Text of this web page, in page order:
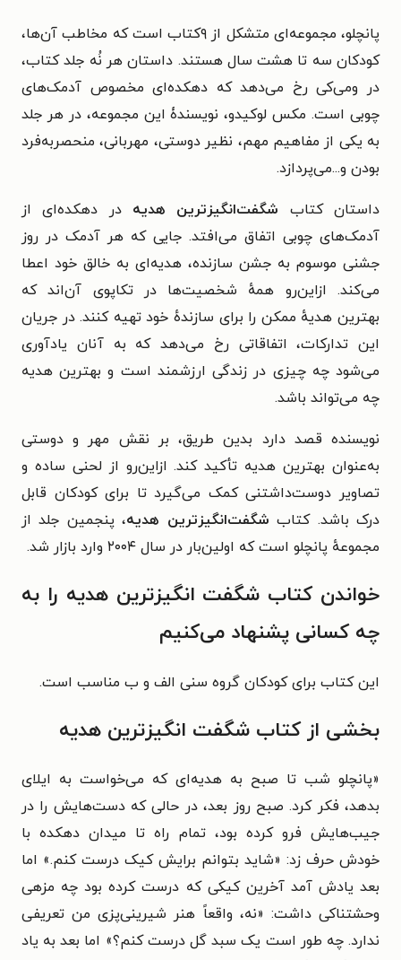
پانچلو، مجموعه‌ای متشکل از ۹کتاب است که مخاطب آن‌ها،
کودکان سه تا هشت سال هستند. داستان هر نُه جلد کتاب،
در ومی‌کی‌ رخ می‌دهد که دهکده‌ای مخصوص آدمک‌های
چوبی است. مکس لوکیدو، نویسندۀ این مجموعه، در هر جلد
به یکی از مفاهیم مهم، نظیر دوستی، مهربانی، منحصربه‌فرد
بودن و...می‌پردازد.
داستان کتاب شگفت‌انگیزترین هدیه در دهکده‌ای از
آدمک‌های چوبی اتفاق می‌افتد. جایی که هر آدمک در روز
جشنی موسوم به جشن سازنده، هدیه‌ای به خالق خود اعطا
می‌کند. ازاین‌رو همهٔ شخصیت‌ها در تکاپوی آن‌اند که
بهترین هدیهٔ ممکن را برای سازندهٔ خود تهیه کنند. در جریان
این تدارکات، اتفاقاتی رخ می‌دهد که به آنان یادآوری
می‌شود چه چیزی در زندگی ارزشمند است و بهترین هدیه‌
چه می‌تواند باشد.
نویسنده قصد دارد بدین طریق، بر نقش مهر و دوستی
به‌عنوان بهترین هدیه تأکید کند. ازاین‌رو از لحنی ساده و
تصاویر دوست‌داشتنی کمک می‌گیرد تا برای کودکان قابل
درک باشد. کتاب شگفت‌انگیزترین هدیه، پنجمین جلد از
مجموعهٔ پانچلو است که اولین‌بار در سال ۲۰۰۴ وارد بازار شد.
خواندن کتاب شگفت انگیزترین هدیه را به
چه کسانی پشنهاد می‌کنیم
این کتاب برای کودکان گروه سنی الف و ب مناسب است.
بخشی از کتاب شگفت انگیزترین هدیه
«پانچلو شب تا صبح به هدیه‌ای که می‌خواست به ایلای
بدهد، فکر کرد. صبح روز بعد، در حالی که دست‌هایش را در
جیب‌هایش فرو کرده بود، تمام راه تا میدان دهکده با
خودش حرف زد: «شاید بتوانم برایش کیک درست کنم.» اما
بعد یادش آمد آخرین کیکی که درست کرده بود چه مزهی
وحشتناکی داشت: «نه، واقعاً هنر شیرینی‌پزی من تعریفی
ندارد. چه طور است یک سبد گل درست کنم؟» اما بعد به یاد